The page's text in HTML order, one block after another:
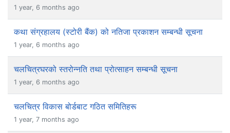
1 year, 6 months ago
कथा संग्रहालय (स्टोरी बैंक) को नतिजा प्रकाशन सम्बन्धी सूचना
1 year, 6 months ago
चलचित्रघरको स्तरोन्नति तथा प्रोत्साहन सम्बन्धी सूचना
1 year, 6 months ago
चलचित्र विकास बोर्डबाट गठित समितिहरू
1 year, 7 months ago